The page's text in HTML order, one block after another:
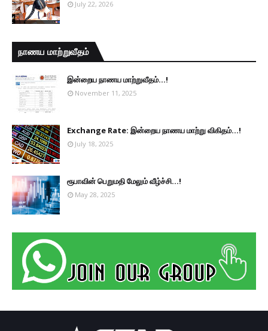
July 22, 2026
நாணய மாற்றுவீதம்
இன்றைய நாணய மாற்றுவீதம்...!
November 11, 2025
Exchange Rate: இன்றைய நாணய மாற்று விகிதம்...!
July 18, 2025
ரூபாவின் பெறுமதி மேலும் வீழ்ச்சி...!
May 28, 2025